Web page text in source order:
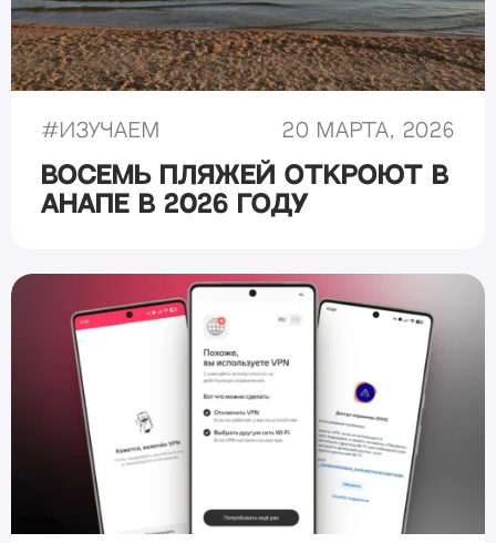
#Изучаем 20 марта, 2026
Восемь пляжей откроют в
Анапе в 2026 году